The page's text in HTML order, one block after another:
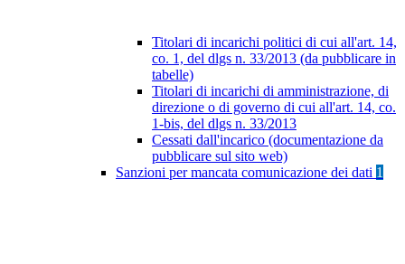
Titolari di incarichi politici di cui all'art. 14,
co. 1, del dlgs n. 33/2013 (da pubblicare in
tabelle)
Titolari di incarichi di amministrazione, di
direzione o di governo di cui all'art. 14, co.
1-bis, del dlgs n. 33/2013
Cessati dall'incarico (documentazione da
pubblicare sul sito web)
Sanzioni per mancata comunicazione dei dati 1